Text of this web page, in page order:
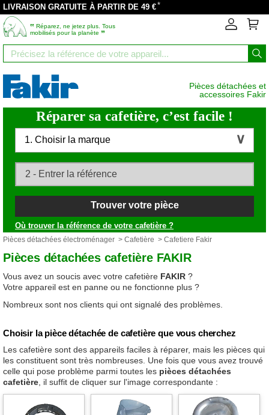
LIVRAISON GRATUITE À PARTIR DE 49 €*
‟ Réparez, ne jetez plus. Tous
mobilisés pour la planète ”
Pièces détachées et
accessoires Fakir
Réparer sa cafetière, c’est facile !
1. Choisir la marque
Trouver votre pièce
Où trouver la référence de votre cafetière ?
Pièces détachées électroménager > Cafetière > Cafetiere Fakir
Pièces détachées cafetière FAKIR
Vous avez un soucis avec votre cafetière FAKIR ?
Votre appareil est en panne ou ne fonctionne plus ?
Nombreux sont nos clients qui ont signalé des problèmes.
Choisir la pièce détachée de cafetière que vous cherchez
Les cafetière sont des appareils faciles à réparer, mais les pièces qui
les constituent sont très nombreuses. Une fois que vous avez trouvé
celle qui pose problème parmi toutes les pièces détachées
cafetière , il suffit de cliquer sur l'image correspondante :